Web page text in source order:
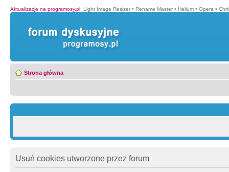
Aktualizacje na programosy.pl: Light Image Resizer • Rename Master • Helium • Opera •
Strona główna
Usuń cookies utworzone przez forum